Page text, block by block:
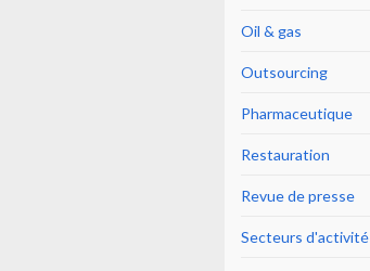
Oil & gas
Outsourcing
Pharmaceutique
Restauration
Revue de presse
Secteurs d'activité